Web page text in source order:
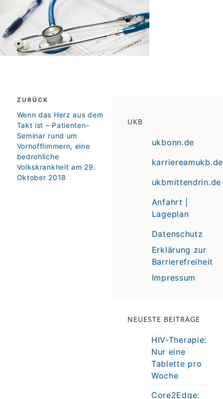
Beitragsnavigation
ZURÜCK
zurück
Wenn das Herz aus dem
Takt ist – Patienten-
Seminar rund um
Vorhofflimmern, eine
bedrohliche
Volkskrankheit am 29.
Oktober 2018
UKB
ukbonn.de
karriereamukb.de
ukbmittendrin.de
Anfahrt |
Lageplan
Datenschutz
Erklärung zur
Barrierefreiheit
Impressum
NEUESTE BEITRÄGE
HIV-Therapie:
Nur eine
Tablette pro
Woche
Core2Edge: